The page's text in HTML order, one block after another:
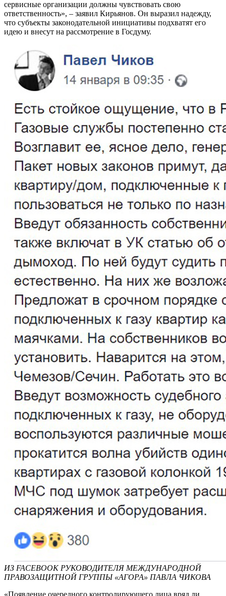
сервисные организации должны чувствовать свою
ответственность», – заявил Кирьянов. Он выразил надежду,
что субъекты законодательной инициативы подхватят его
идею и внесут на рассмотрение в Госдуму.
ИЗ FACEBOOK РУКОВОДИТЕЛЯ МЕЖДУНАРОДНОЙ
ПРАВОЗАЩИТНОЙ ГРУППЫ «АГОРА» ПАВЛА ЧИКОВА
«Появление очередного контролирующего лица вряд ли